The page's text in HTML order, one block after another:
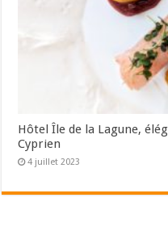
Hôtel Île de la Lagune,
Cyprien
4 juillet 2023